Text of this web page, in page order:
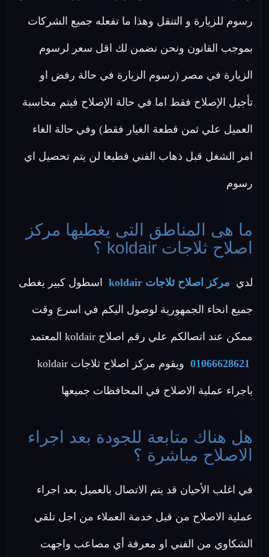
رسوم للزيارة و التنقل وهذا ما تفعله جميع الشركات
بموجب القانون ونحن نضمن لك اقل سعر لرسوم
الزيارة في مصر (رسوم الزيارة في حالة رفض او
تأجيل الإصلاح فقط اما في حالة الإصلاح فيتم محاسبة
العميل علي ثمن قطعة الغيار فقط) وفي حالة الغاء
امر الشغل قبل ذهاب الفني فطبعا لن يتم تحصيل اي
رسوم
ما هى المناطق التى يغطيها مركز
اصلاح ثلاجات koldair ؟
لدي مركز اصلاح ثلاجات koldair اسطول كبير يغطى
جميع انحاء الجمهورية لوصول اليكم في اسرع وقت
ممكن عند اتصالكم علي رقم اصلاح koldair المعتمد
01066628621 ويقوم مركز اصلاح ثلاجات koldair
باجراء عملية الاصلاح في المحافظات جميعها
هل هناك متابعة للجودة بعد اجراء
الاصلاح مباشرة ؟
في اغلب الأحيان قد يتم الاتصال بالعميل بعد اجراء
عملية الاصلاح من قبل خدمة العملاء من اجل تلقي
الشكاوي من الفني او معرفة أي مصاعب واجهت